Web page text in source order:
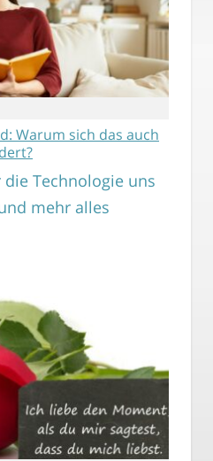
Warum sich das auch
Technologie uns
mehr alles